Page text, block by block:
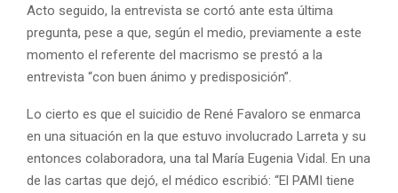
Acto seguido, la entrevista se cortó ante esta última
pregunta, pese a que, según el medio, previamente a este
momento el referente del macrismo se prestó a la
entrevista “con buen ánimo y predisposición”.
Lo cierto es que el suicidio de René Favaloro se enmarca
en una situación en la que estuvo involucrado Larreta y su
entonces colaboradora, una tal María Eugenia Vidal. En una
de las cartas que dejó, el médico escribió: “El PAMI tiene